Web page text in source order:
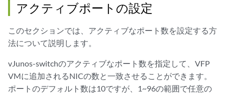
アクティブポートの設定
このセクションでは、アクティブなポート数を設定する方
法について説明します。
vJunos-switchのアクティブなポート数を指定して、VFP
VMに追加されるNICの数と一致させることができます。
ポートのデフォルト数は10ですが、1~96の範囲で任意の